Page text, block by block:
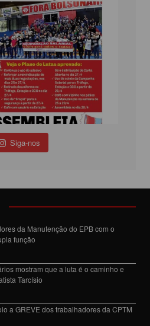
Siga-nos
da Manutenção do EPB com o
função
mostram que a luta é o caminho e
Tarcísio
a GREVE dos trabalhadores da CPTM